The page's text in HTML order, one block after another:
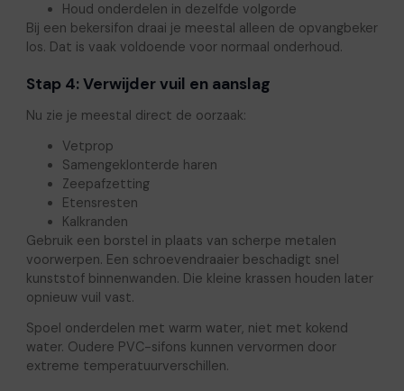
Houd onderdelen in dezelfde volgorde
Bij een bekersifon draai je meestal alleen de opvangbeker
los. Dat is vaak voldoende voor normaal onderhoud.
Stap 4: Verwijder vuil en aanslag
Nu zie je meestal direct de oorzaak:
Vetprop
Samengeklonterde haren
Zeepafzetting
Etensresten
Kalkranden
Gebruik een borstel in plaats van scherpe metalen
voorwerpen. Een schroevendraaier beschadigt snel
kunststof binnenwanden. Die kleine krassen houden later
opnieuw vuil vast.
Spoel onderdelen met warm water, niet met kokend
water. Oudere PVC-sifons kunnen vervormen door
extreme temperatuurverschillen.